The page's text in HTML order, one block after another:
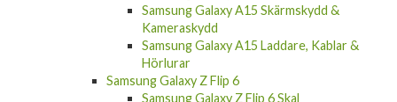
Samsung Galaxy A15 Skärmskydd &
Kameraskydd
Samsung Galaxy A15 Laddare, Kablar &
Hörlurar
Samsung Galaxy Z Flip 6
Samsung Galaxy Z Flip 6 Skal